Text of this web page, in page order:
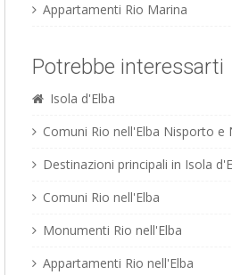
Appartamenti Rio Marina
Potrebbe interessarti
Isola d'Elba
Comuni Rio nell'Elba Nisporto e
Destinazioni principali in Isola
Comuni Rio nell'Elba
Monumenti Rio nell'Elba
Appartamenti Rio nell'Elba